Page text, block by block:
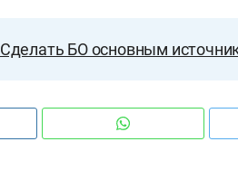
Сделать БО основным